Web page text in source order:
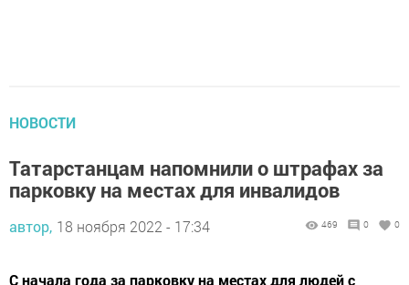
НОВОСТИ
Татарстанцам напомнили о штрафах за
парковку на местах для инвалидов
автор, 18 ноября 2022 - 17:34
С начала года за парковку на местах для людей с